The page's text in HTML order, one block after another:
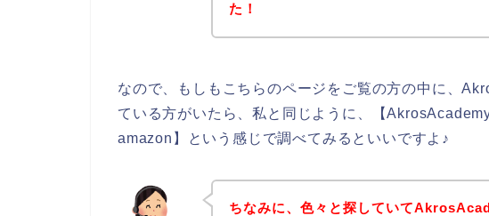
た！
なので、もしもこちらのページをご覧の方の中に、
ている方がいたら、私と同じように、【
amazon】という感じで調べてみるといいですよ♪
ちなみに、色々と探していて